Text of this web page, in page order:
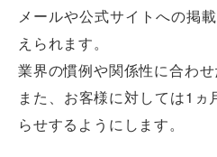
メールや公式サイトへの掲
えられます。
業界の慣例や関係性に合わせ
また、お客様に対しては1
らせするようにします。